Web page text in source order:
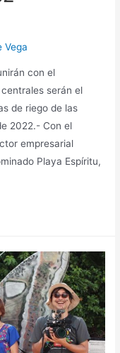
Vega
con el
serán el
de riego de las
2022.- Con el
empresarial
Playa Espíritu,